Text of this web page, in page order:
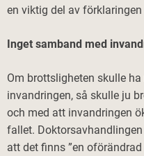
en viktig del av
Inget samband med
Om brottsligheten skulle
invandringen, så skulle ju
och med att invandringen
fallet.
att det finns ”en